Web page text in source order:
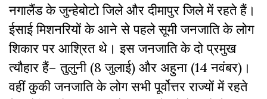
नगालैंड के जुन्हेबोटो जिले और दीमापुर जिले में रहते हैं।
ईसाई मिशनरियों के आने से पहले सूमी जनजाति के लोग
शिकार पर आश्रित थे। इस जनजाति के दो प्रमुख
त्यौहार हैं–तुलुनी (8 जुलाई) और अहुना (14 नवंबर)।
वहींकुकी जनजाति के लोग सभी पूर्वोत्तर राज्यों में रहते